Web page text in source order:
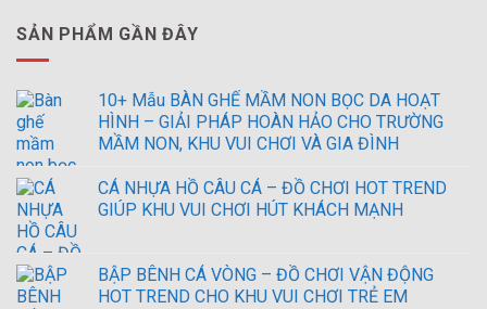
SẢN PHẨM GẦN ĐÂY
10+ Mẫu BÀN GHẾ MẦM NON BỌC DA HOẠT
HÌNH – GIẢI PHÁP HOÀN HẢO CHO TRƯỜNG
MẦM NON, KHU VUI CHƠI VÀ GIA ĐÌNH
CÁ NHỰA HỒ CÂU CÁ – ĐỒ CHƠI HOT TREND
GIÚP KHU VUI CHƠI HÚT KHÁCH MẠNH
BẬP BÊNH CÁ VÒNG – ĐỒ CHƠI VẬN ĐỘNG
HOT TREND CHO KHU VUI CHƠI TRẺ EM